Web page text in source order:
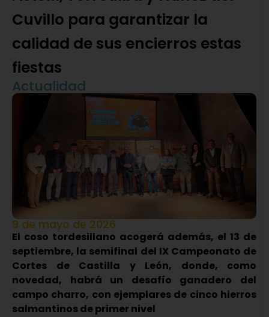
Cuvillo para garantizar la
calidad de sus encierros estas
fiestas
Actualidad
9 de mayo de 2026
El coso tordesillano acogerá además, el 13 de
septiembre, la semifinal del IX Campeonato de
Cortes de Castilla y León, donde, como
novedad, habrá un desafío ganadero del
campo charro, con ejemplares de cinco hierros
salmantinos de primer nivel